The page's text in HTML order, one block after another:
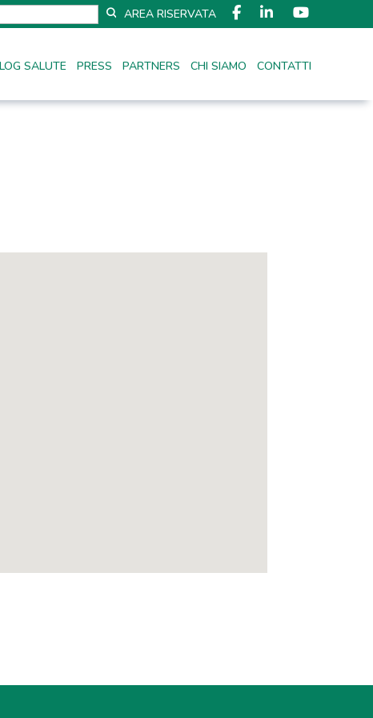
AREA RISERVATA
SALUTE PRESS PARTNERS CHI SIAMO CONTATTI